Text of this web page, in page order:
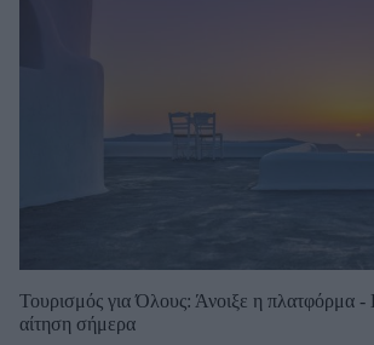
Τουρισμός για Όλους: Άνοιξε η πλατφόρμα -
αίτηση σήμερα